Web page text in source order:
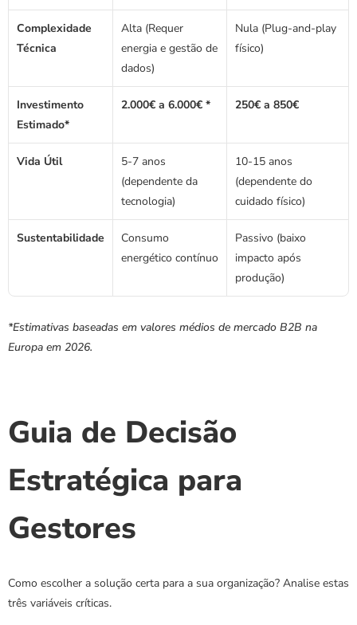
Complexidade
Técnica
Alta (Requer
energia e gestão de
dados)
Nula (Plug-and-play
físico)
Investimento
Estimado*
2.000€ a 6.000€ * 250€ a 850€
Vida Útil
5-7 anos
(dependente da
tecnologia)
10-15 anos
(dependente do
cuidado físico)
Sustentabilidade
Consumo
energético contínuo
Passivo (baixo
impacto após
produção)
*Estimativas baseadas em valores médios de mercado B2B na
Europa em 2026.
Guia de Decisão
Estratégica para
Gestores
Como escolher a solução certa para a sua organização? Analise estas
três variáveis críticas.